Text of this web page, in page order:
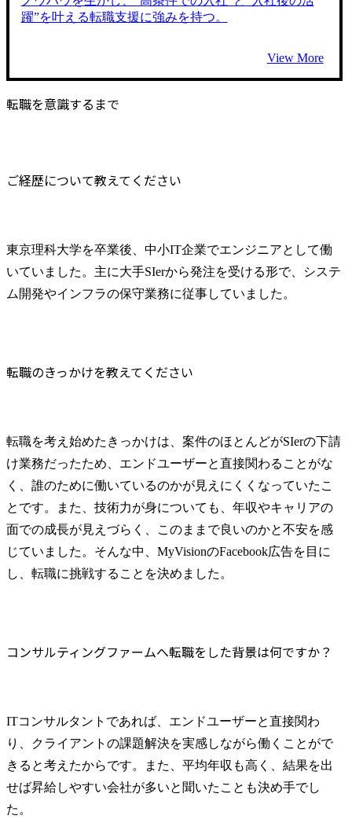
躍”を叶える転職支援に強みを持つ。
View More
転職を意識するまで
ご経歴について教えてください
東京理科大学を卒業後、中小IT企業でエンジニアとして働
いていました。主に大手SIerから発注を受ける形で、システ
ム開発やインフラの保守業務に従事していました。
転職のきっかけを教えてください
転職を考え始めたきっかけは、案件のほとんどがSIerの下請
け業務だったため、エンドユーザーと直接関わることがな
く、誰のために働いているのかが見えにくくなっていたこ
とです。また、技術力が身についても、年収やキャリアの
面での成長が見えづらく、このままで良いのかと不安を感
じていました。そんな中、MyVisionのFacebook広告を目に
し、転職に挑戦することを決めました。
コンサルティングファームへ転職をした背景は何ですか？
ITコンサルタントであれば、エンドユーザーと直接関わ
り、クライアントの課題解決を実感しながら働くことがで
きると考えたからです。また、平均年収も高く、結果を出
せば昇給しやすい会社が多いと聞いたことも決め手でし
た。